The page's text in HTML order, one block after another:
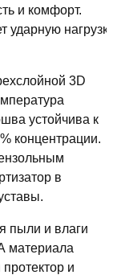
и комфорт.
ударную
3D
устойчива к
концентрации.
в
пыли и влаги
материала
и